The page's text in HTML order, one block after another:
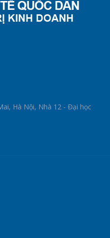
Hà Nội, Nhà 12 - Đại học